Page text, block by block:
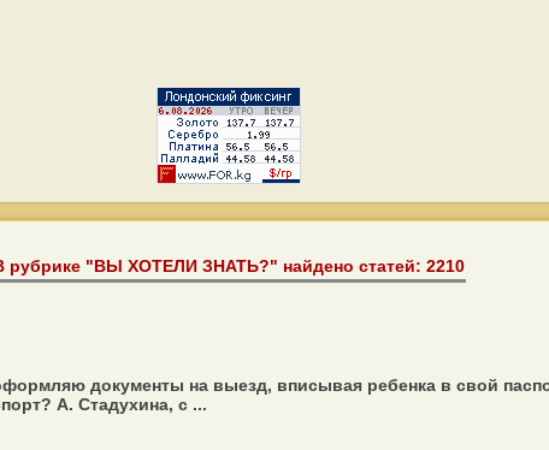
рубрике "ВЫ ХОТЕЛИ ЗНАТЬ?" найдено статей: 2210
документы на выезд, вписывая ребенка в свой
А. Стадухина, с ...